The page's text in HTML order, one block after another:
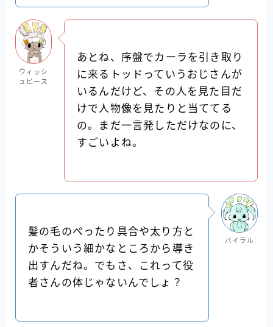
ウィッシ
ュピース
あとね、序盤でカーラを引き取り
に来るトッドっていうおじさんが
いるんだけど、その人を見た目だ
けで人物像を見たりと当ててる
の。まだ一言発しただけなのに、
すごいよね。
髪の毛のぺったり具合や太り方と
かそういう細かなところから導き
出すんだね。でもさ、これって役
者さんの体じゃないんでしょ？
バイラル